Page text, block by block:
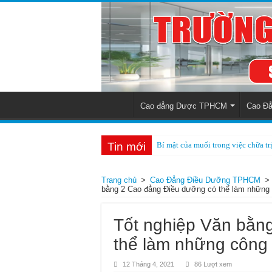
Cao đẳng Dược TPHCM Cao
Tin mới Bí mật của muối trong việc chữa
Tuyển sinh hệ Chính quy 2 năm
Thời gian đào tạo chuyển đổi Văn
Thông tin tuyển sinh Cao đẳng
Tuyển sinh Liên thông Cao đẳng
Trang chủ > Cao Đẳng Điều Dưỡng TPHCM >
bằng 2 Cao đẳng Điều dưỡng có thể làm
Tốt nghiệp Văn
thể làm những
12 Tháng 4, 2021 86 Lượt xem